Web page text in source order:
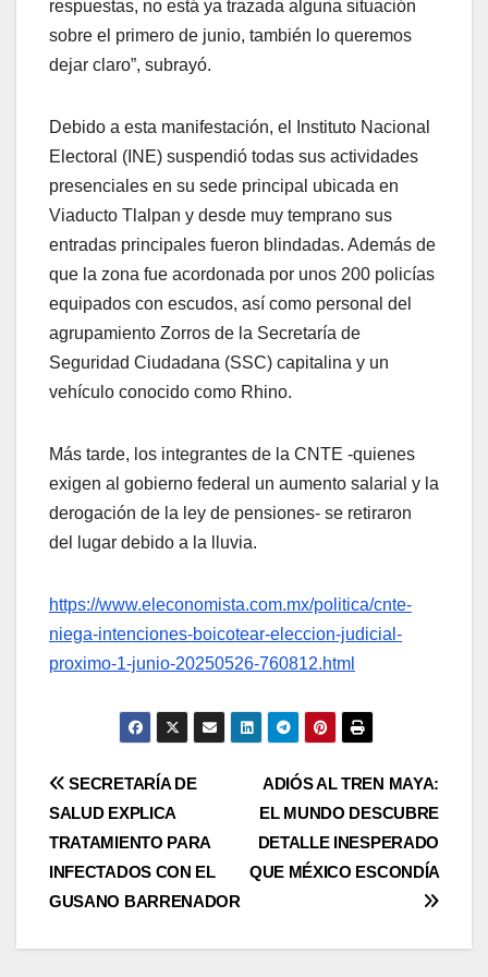
respuestas, no está ya trazada alguna situación
sobre el primero de junio, también lo queremos
dejar claro”, subrayó.
Debido a esta manifestación, el Instituto Nacional
Electoral (INE) suspendió todas sus actividades
presenciales en su sede principal ubicada en
Viaducto Tlalpan y desde muy temprano sus
entradas principales fueron blindadas. Además de
que la zona fue acordonada por unos 200 policías
equipados con escudos, así como personal del
agrupamiento Zorros de la Secretaría de
Seguridad Ciudadana (SSC) capitalina y un
vehículo conocido como Rhino.
Más tarde, los integrantes de la CNTE -quienes
exigen al gobierno federal un aumento salarial y la
derogación de la ley de pensiones- se retiraron
del lugar debido a la lluvia.
https://www.eleconomista.com.mx/politica/cnte-
niega-intenciones-boicotear-eleccion-judicial-
proximo-1-junio-20250526-760812.html
Navegación
de
entradas
ADIÓS AL TREN MAYA:
EL MUNDO DESCUBRE
DETALLE INESPERADO
QUE MÉXICO ESCONDÍA
SECRETARÍA DE
SALUD EXPLICA
TRATAMIENTO PARA
INFECTADOS CON EL
GUSANO BARRENADOR